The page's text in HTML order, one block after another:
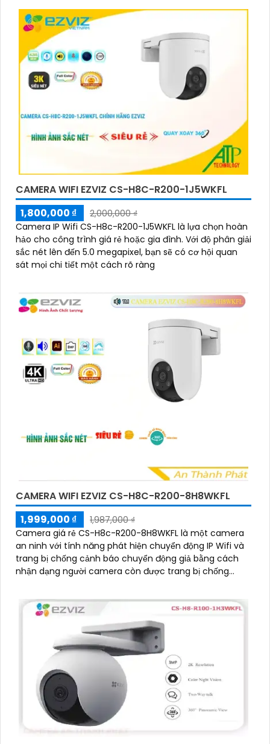
CAMERA WIFI EZVIZ CS-H8C-R200-1J5WKFL
1,800,000 ₫
2,000,000 ₫
Camera IP Wifi CS-H8c-R200-1J5WKFL là lựa chọn hoàn
hảo cho công trình giá rẻ hoặc gia đình. Với độ phân giải
sắc nét lên đến 5.0 megapixel, bạn sẽ có cơ hội quan
sát mọi chi tiết một cách rõ ràng
CAMERA WIFI EZVIZ CS-H8C-R200-8H8WKFL
1,999,000 ₫
1,987,000 ₫
Camera giá rẻ CS-H8c-R200-8H8WKFL là một camera
an ninh với tính năng phát hiện chuyển động IP Wifi và
trang bị chống cảnh báo chuyển động giả bằng cách
nhận dạng người camera còn được trang bị chống
Color 20m camera có thiết kế nhỏ gọn xoay 360 độ và
có khe cắm thẻ nhớ Micro SD 512GB với khả năng thu
âm và phát âm thanh to rõ